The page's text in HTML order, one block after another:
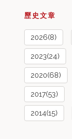
歷史文章
2026(8)
2023(24)
2020(68)
2017(53)
2014(15)